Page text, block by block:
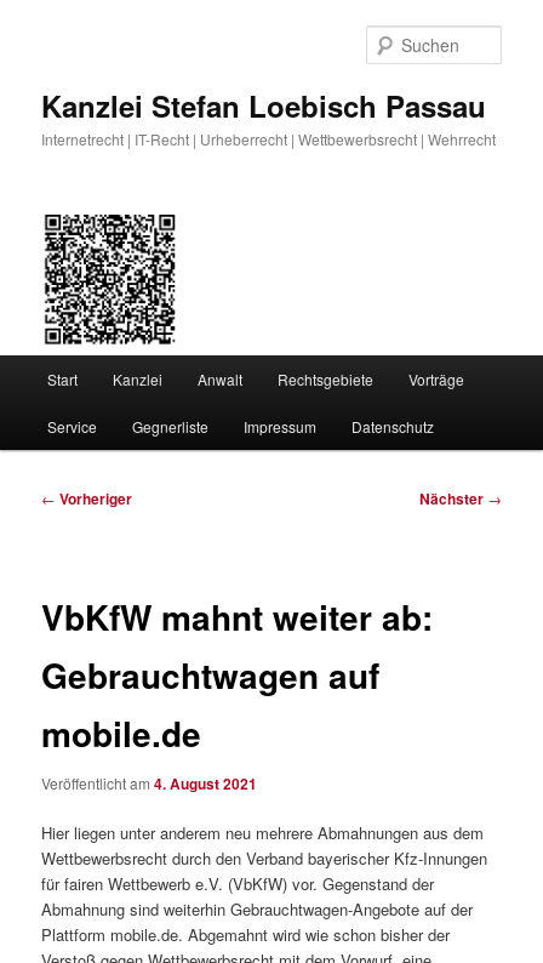
Kanzlei Stefan Loebisch Passau
Internetrecht | IT-Recht | Urheberrecht | Wettbewerbsrecht | Wehrrecht
Start Kanzlei Anwalt Rechtsgebiete Vorträge
Service Gegnerliste Impressum Datenschutz
Beitragsnavigation
← Vorheriger Nächster →
VbKfW mahnt weiter ab:
Gebrauchtwagen auf
mobile.de
Veröffentlicht am4. August 2021
Hier liegen unter anderem neu mehrere Abmahnungen aus dem
Wettbewerbsrecht durch den Verband bayerischer Kfz-Innungen
für fairen Wettbewerb e.V. (VbKfW) vor. Gegenstand der
Abmahnung sind weiterhin Gebrauchtwagen-Angebote auf der
Plattform mobile.de. Abgemahnt wird wie schon bisher der